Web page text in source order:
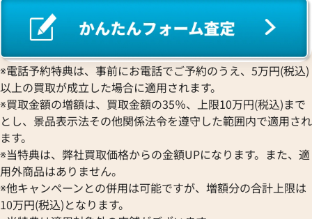
バーバリー トートバッグ PVC
参考買取価格
44,000円
2025年10月17日時点
バーバリー トー
ー
参考買取価格
44,000 円
2026年5月17日時
※電話予約特典は、事前にお電話でご予約のうえ、5万円(税込)
以上の買取が成立した場合に適用されます。
※買取金額の増額は、買取金額の35％、上限10万円(税込)まで
とし、景品表示法その他関係法令を遵守した範囲内で適用され
ます。
※当特典は、弊社買取価格からの金額UPになります。また、適
用外商品はありません。
※他キャンペーンとの併用は可能ですが、増額分の合計上限は
10万円(税込)となります。